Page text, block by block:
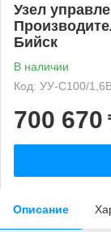
Узел
Бийск
В наличии
Код: УУ-С100/
700 670
Описание